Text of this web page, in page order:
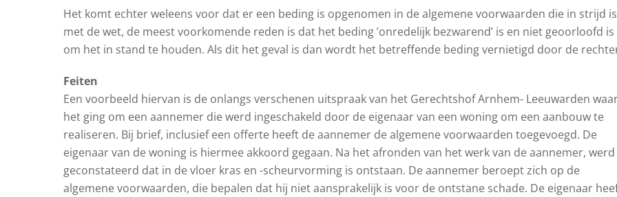
Het komt echter weleens voor dat er een beding is opgenomen in de algemene voorwaarden die in strijd is
met de wet, de meest voorkomende reden is dat het beding ’onredelijk bezwarend’ is en niet geoorloofd is
om het in stand te houden. Als dit het geval is dan wordt het betreffende beding vernietigd door de
Feiten
Een voorbeeld hiervan is de onlangs verschenen uitspraak van het Gerechtshof Arnhem- Leeuwarden
het ging om een aannemer die werd ingeschakeld door de eigenaar van een woning om een aanbouw te
realiseren. Bij brief, inclusief een offerte heeft de aannemer de algemene voorwaarden toegevoegd. De
eigenaar van de woning is hiermee akkoord gegaan. Na het afronden van het werk van de aannemer,
geconstateerd dat in de vloer kras en -scheurvorming is ontstaan. De aannemer beroept zich op de
algemene voorwaarden, die bepalen dat hij niet aansprakelijk is voor de ontstane schade. De eigenaar